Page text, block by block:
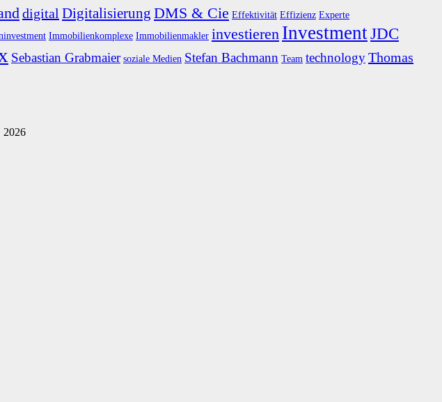
digital Digitalisierung DMS & Cie Effektivität Effizienz Experte
Immobilienkomplexe Immobilienmakler investieren InvestmentJDC
Sebastian Grabmaier soziale Medien Stefan Bachmann Team technologyThomas
2026